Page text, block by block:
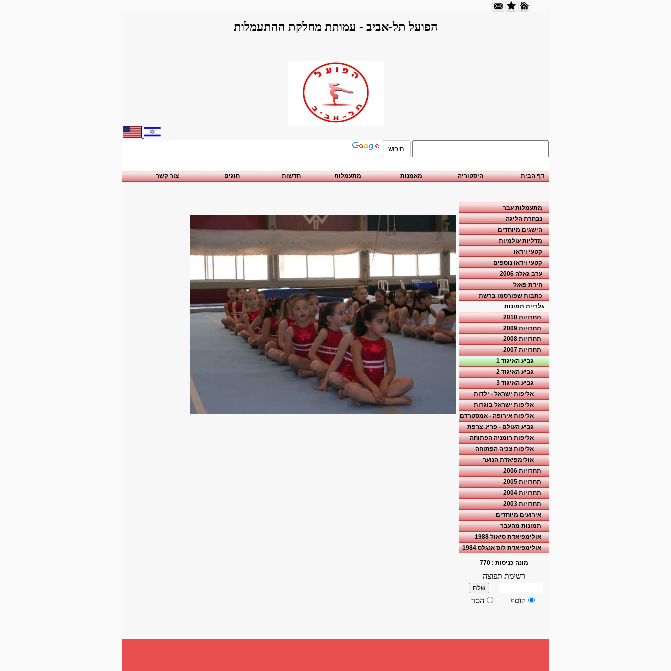
הפועל תל-אביב - עמותת מחלקת ההתעמלות
דף הבית היסטוריה מאמנות מתעמלות חדשות חוגים צור קשר
מתעמלות עבר
נבחרת הליגה
הישגים מיוחדים
מדליות עולמיות
קטעי וידאו
קטעי וידאו נוספים
ערב גאלה 2006
חידת פאזל
כתבות שפורסמו ברשת
גלריית תמונות
תחרויות 2010
תחרויות 2009
תחרויות 2008
תחרויות 2007
גביע האיגוד 1
גביע האיגוד 2
גביע האיגוד 3
אליפות ישראל - ילדות
אליפות ישראל בוגרות
אליפות אירופה - אמסטרדם
גביע העולם - פריז, צרפת
אליפות רומניה הפתוחה
אליפות צכיה הפתוחה
אולימפיאדת הנוער
תחרויות 2006
תחרויות 2005
תחרויות 2004
תחרויות 2003
אירועים מיוחדים
תמונות מהעבר
אולימפיאדת סיאול 1988
אולימפיאדת לוס אנגלס 1984
מונה כניסות :770